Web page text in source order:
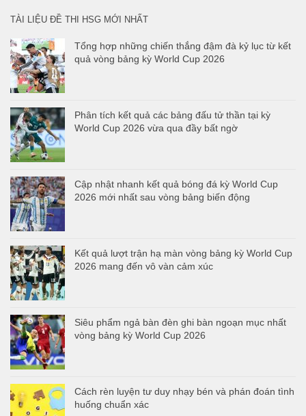
TÀI LIỆU ĐỀ THI HSG MỚI NHẤT
Tổng hợp những chiến thắng đậm đà kỷ lục từ kết
quả vòng bảng kỳ World Cup 2026
Phân tích kết quả các bảng đấu tử thần tại kỳ
World Cup 2026 vừa qua đầy bất ngờ
Cập nhật nhanh kết quả bóng đá kỳ World Cup
2026 mới nhất sau vòng bảng biến động
Kết quả lượt trận hạ màn vòng bảng kỳ World Cup
2026 mang đến vô vàn cảm xúc
Siêu phẩm ngả bàn đèn ghi bàn ngoạn mục nhất
vòng bảng kỳ World Cup 2026
Cách rèn luyện tư duy nhạy bén và phán đoán tình
huống chuẩn xác